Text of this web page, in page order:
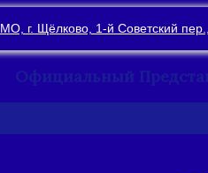
МО, г. Щёлково, 1-й Советский
Официальный